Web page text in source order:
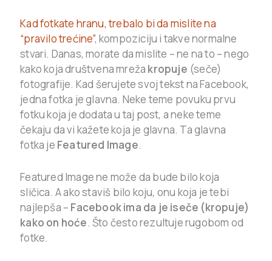
Kad fotkate hranu, trebalo bi da mislite na
“pravilo trećine”, kompoziciju i takve normalne
stvari. Danas, morate da mislite – ne na to – nego
kako koja društvena mreža kropuje (seče)
fotografije. Kad šerujete svoj tekst na Facebook,
jedna fotka je glavna. Neke teme povuku prvu
fotku koja je dodata u taj post, a neke teme
čekaju da vi kažete koja je glavna. Ta glavna
fotka je Featured Image.
Featured Image ne može da bude bilo koja
sličica. A ako staviš bilo koju, onu koja je tebi
najlepša – Facebook ima da je iseče (kropuje)
kako on hoće. Što često rezultuje rugobom od
fotke.